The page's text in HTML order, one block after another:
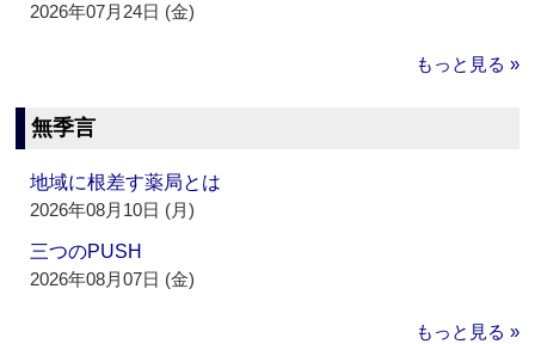
2026年07月24日 (金)
もっと見る »
無季言
地域に根差す薬局とは
2026年08月10日 (月)
三つのPUSH
2026年08月07日 (金)
もっと見る »